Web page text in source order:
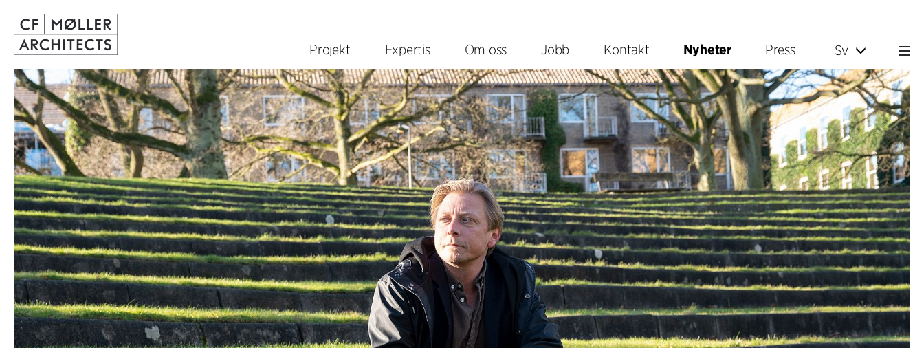
Projekt Expertis Om oss Jobb Kontakt Nyheter Press Sv